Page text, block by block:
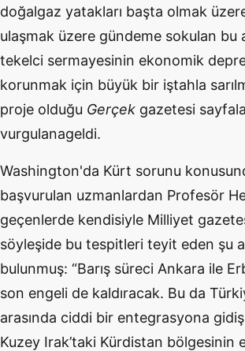
doğalgaz yatakları başta olmak
ulaşmak üzere gündeme sokulan bu
tekelci sermayesinin ekonomik
korunmak için büyük bir iştahla
proje olduğu Gerçek gazetesi
vurgulanageldi.
Washington'da Kürt sorunu
başvurulan uzmanlardan Profesör
geçenlerde kendisiyle Milliyet
söyleşide bu tespitleri teyit eden şu
bulunmuş: “Barış süreci Ankara ile
son engeli de kaldıracak. Bu da
arasında ciddi bir entegrasyona
Kuzey Irak’taki Kürdistan bölgesinin